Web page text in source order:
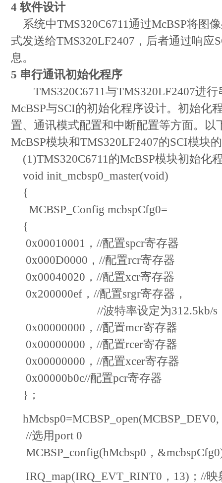
4 软件设计
系统中TMS320C6711通过McBSP将图
式发送给TMS320LF2407，后者通过响应
息。
5 串行通讯初始化程序
TMS320C6711与TMS320LF2407进行
McBSP与SCI的初始化程序设计。初始化
置、通讯模式配置和中断配置等方面。以
McBSP模块和TMS320LF2407的SCI模块
(1)TMS320C6711的McBSP模块初始化
void init_mcbsp0_master(void)
{
MCBSP_Config mcbspCfg0=
{
0x00010001，//配置spcr寄存器
0x000D0000，//配置rcr寄存器
0x00040020，//配置xcr寄存器
0x200000ef，//配置srgr寄存器，
//波特率设定为312.5kb/s
0x00000000，//配置mcr寄存器
0x00000000，//配置rcer寄存器
0x00000000，//配置xcer寄存器
0x00000b0c//配置pcr寄存器
}；
hMcbsp0=MCBSP_open(MCBSP_DEV0,
//选用port 0
MCBSP_config(hMcbsp0，
IRQ_map(IRQ_EVT_RINT0，13)；//映